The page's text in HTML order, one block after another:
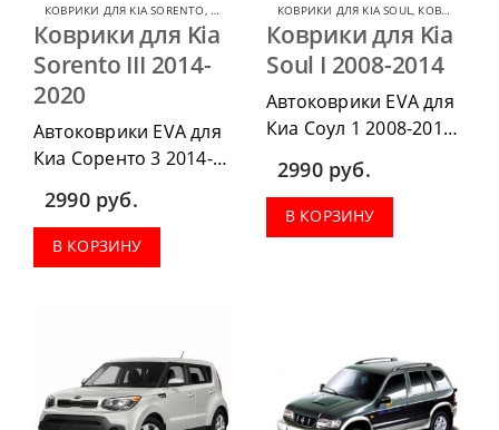
КОВРИКИ ДЛЯ KIA SORENTO КОВРИКИ ДЛЯ KIA
Коврики для Kia
Sorento III 2014-
2020
Автоковрики EVA для
Киа Соренто 3 2014-
приобрести в
комплектации:
водительский коврик,
2990 руб.
В КОРЗИНУ
КОВРИКИ ДЛЯ KIA SOUL КОВРИКИ ДЛЯ KIA
Коврики для Kia
Soul I 2008-2014
Автоковрики EVA для
Киа Соул 1 2008-2014
комплектации:
водительский коврик,
комплект передних,
2990 руб.
В КОРЗИНУ